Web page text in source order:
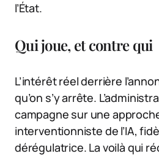
l’État.
Qui joue, et contre qui
L’intérêt réel derrière
qu’on s’y arrête.
campagne sur une
interventionniste de l’IA,
dérégulatrice. La voilà qui